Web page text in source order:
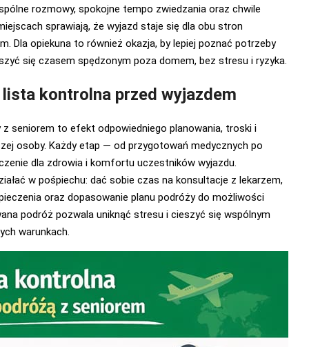
rozmowy, spokojne tempo zwiedzania oraz chwile
sprawiają, że wyjazd staje się dla obu stron
Dla opiekuna to również okazja, by lepiej poznać potrzeby
się czasem spędzonym poza domem, bez stresu i ryzyka.
kontrolna przed wyjazdem
seniorem to efekt odpowiedniego planowania, troski i
osoby. Każdy etap — od przygotowań medycznych po
dla zdrowia i komfortu uczestników wyjazdu.
w pośpiechu: dać sobie czas na konsultacje z lekarzem,
oraz dopasowanie planu podróży do możliwości
podróż pozwala uniknąć stresu i cieszyć się wspólnym
warunkach.